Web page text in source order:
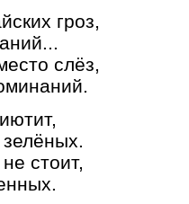
гроз,
слёз,
стоит,